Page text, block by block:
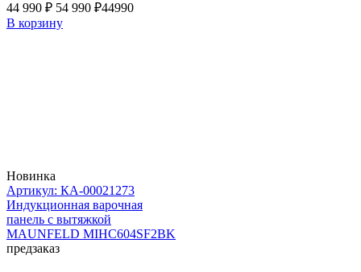
44 990 ₽ 54 990 ₽44990
В корзину
Новинка
Артикул: КА-00021273
Индукционная варочная
панель с вытяжкой
MAUNFELD MIHC604SF2BK
предзаказ